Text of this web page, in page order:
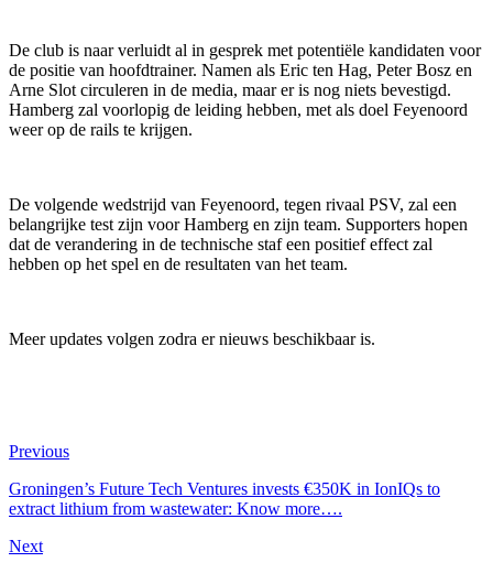
De club is naar verluidt al in gesprek met potentiële kandidaten voor
de positie van hoofdtrainer. Namen als Eric ten Hag, Peter Bosz en
Arne Slot circuleren in de media, maar er is nog niets bevestigd.
Hamberg zal voorlopig de leiding hebben, met als doel Feyenoord
weer op de rails te krijgen.
De volgende wedstrijd van Feyenoord, tegen rivaal PSV, zal een
belangrijke test zijn voor Hamberg en zijn team. Supporters hopen
dat de verandering in de technische staf een positief effect zal
hebben op het spel en de resultaten van het team.
Meer updates volgen zodra er nieuws beschikbaar is.
Previous
Groningen’s Future Tech Ventures invests €350K in IonIQs to
extract lithium from wastewater: Know more….
Next